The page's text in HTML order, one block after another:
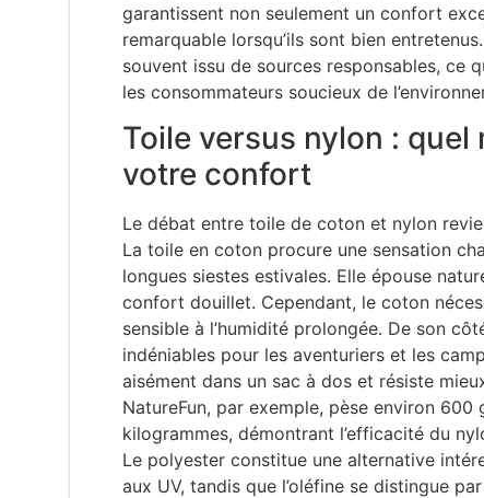
garantissent non seulement un confort
remarquable lorsqu’ils sont bien
souvent issu de sources responsables, ce
les consommateurs soucieux de
Toile versus nylon :
votre confort
Le débat entre toile de coton et nylon
La toile en coton procure une sensation
longues siestes estivales. Elle épouse
confort douillet. Cependant, le coton
sensible à l’humidité prolongée. De son
indéniables pour les aventuriers et les
aisément dans un sac à dos et résiste
NatureFun, par exemple, pèse environ
kilogrammes, démontrant l’efficacité du
Le polyester constitue une alternative
aux UV, tandis que l’oléfine se distingue